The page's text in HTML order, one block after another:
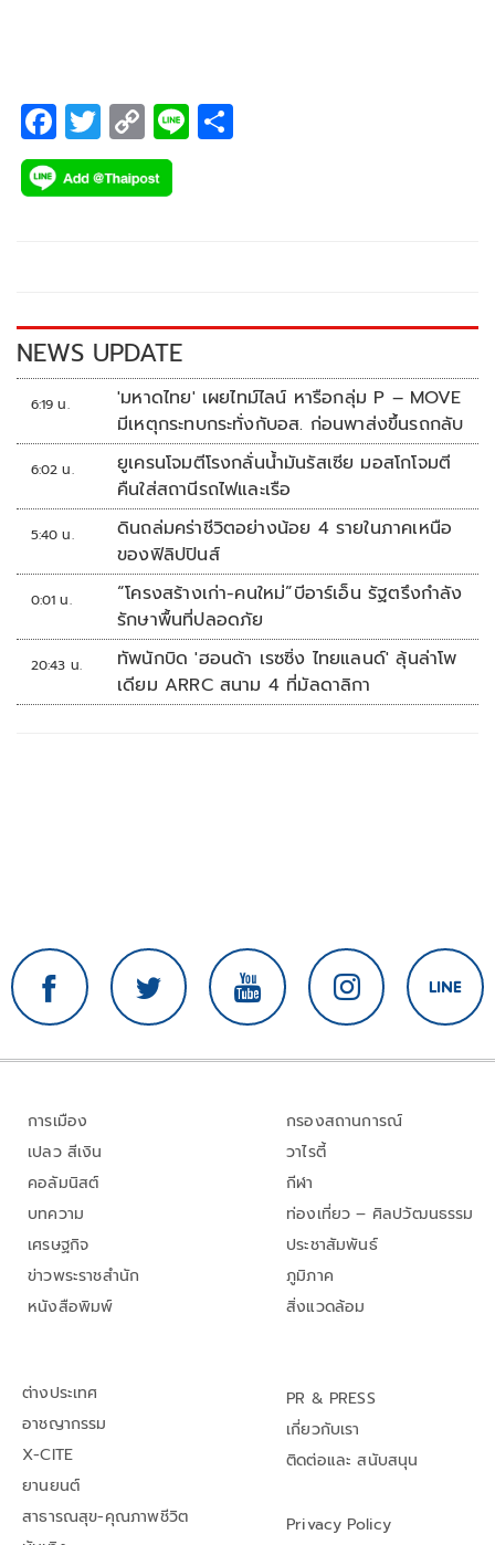
F
ac
e
k
T
wi
tt
C
o
p
k
Li
NEWS UPDATE
6:19 น.
'มหาดไทย' เผยไทม์ไลน์ หารือกลุ่ม P – MOVE
มีเหตุกระทบกระทั่งกับอส. ก่อนพาส่งขึ้นรถกลับ
6:02 น.
ยูเครนโจมตีโรงกลั่นน้ำมันรัสเซีย มอสโกโจมตี
คืนใส่สถานีรถไฟและเรือ
5:40 น.
ดินถล่มคร่าชีวิตอย่างน้อย 4 รายในภาคเหนือ
ของฟิลิปปินส์
0:01 น.
“โครงสร้างเก่า-คนใหม่”บีอาร์เอ็น รัฐตรึงกำลัง
รักษาพื้นที่ปลอดภัย
20:43 น.
ทัพนักบิด 'ฮอนด้า เรซซิ่ง ไทยแลนด์' ลุ้นล่าโพ
เดียม ARRC สนาม 4 ที่มัลดาลิกา
การเมือง
เปลว สีเงิน
คอลัมนิสต์
บทความ
เศรษฐกิจ
ข่าวพระราชสำนัก
หนังสือพิมพ์
กรองสถานการณ์
วาไรตี้
กีฬา
ท่องเที่ยว – ศิลปวัฒนธรรม
ประชาสัมพันธ์
ภูมิภาค
สิ่งแวดล้อม
ต่างประเทศ
อาชญากรรม
X-CITE
ยานยนต์
สาธารณสุข-คุณภาพชีวิต
PR & PRESS
เกี่ยวกับเรา
ติดต่อและ สนับสนุน
Privacy Policy